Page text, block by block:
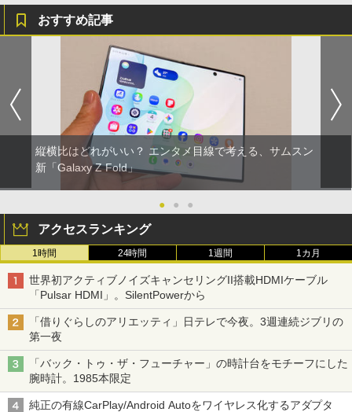
おすすめ記事
縦横比はどれがいい？ エンタメ目線で考える、サムスン
新「Galaxy Z Fold」
● ● ●
アクセスランキング
1時間 24時間 1週間 1カ月
世界初アクティブノイズキャンセリングII搭載HDMIケーブル
「Pulsar HDMI」。SilentPowerから
「借りぐらしのアリエッティ」日テレで今夜。3週連続ジブリの
第一夜
「バック・トゥ・ザ・フューチャー」の時計台をモチーフにした
腕時計。1985本限定
純正の有線CarPlay/Android Autoをワイヤレス化するアダプタ